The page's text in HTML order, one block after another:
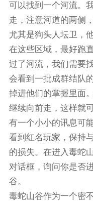
可以找到一个河流。
走，注意河道的两侧
尤其是狗头人坛卫，
在这些区域，最好跑
过了河流，我们需要
会看到一批成群结队
掉进他们的掌握里面
继续向前走，这样就
有一个小小的讯息可
看到红名玩家，保持
的损失。在进入毒蛇
对话框，询问你是否
谷。
毒蛇山谷作为一个密